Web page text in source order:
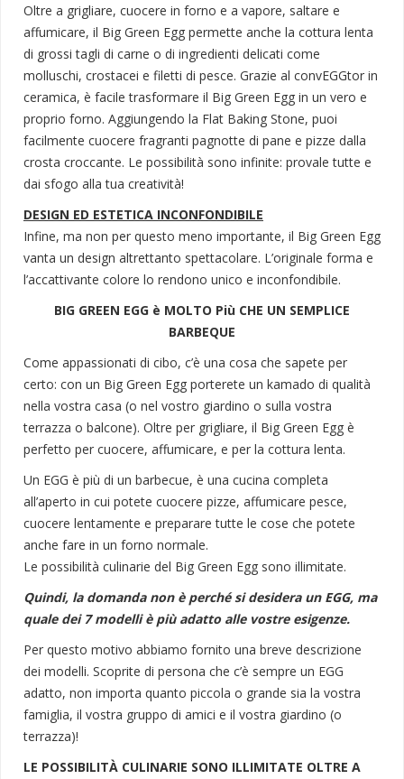
Oltre a grigliare, cuocere in forno e a vapore, saltare e
affumicare, il Big Green Egg permette anche la cottura lenta
di grossi tagli di carne o di ingredienti delicati come
molluschi, crostacei e filetti di pesce. Grazie al convEGGtor in
ceramica, è facile trasformare il Big Green Egg in un vero e
proprio forno. Aggiungendo la Flat Baking Stone, puoi
facilmente cuocere fragranti pagnotte di pane e pizze dalla
crosta croccante. Le possibilità sono infinite: provale tutte e
dai sfogo alla tua creatività!
DESIGN ED ESTETICA INCONFONDIBILE
Infine, ma non per questo meno importante, il Big Green Egg
vanta un design altrettanto spettacolare. L’originale forma e
l’accattivante colore lo rendono unico e inconfondibile.
BIG GREEN EGG è MOLTO Più CHE UN SEMPLICE
BARBEQUE
Come appassionati di cibo, c’è una cosa che sapete per
certo: con un Big Green Egg porterete un kamado di qualità
nella vostra casa (o nel vostro giardino o sulla vostra
terrazza o balcone). Oltre per grigliare, il Big Green Egg è
perfetto per cuocere, affumicare, e per la cottura lenta.
Un EGG è più di un barbecue, è una cucina completa
all’aperto in cui potete cuocere pizze, affumicare pesce,
cuocere lentamente e preparare tutte le cose che potete
anche fare in un forno normale.
Le possibilità culinarie del Big Green Egg sono illimitate.
Quindi, la domanda non è perché si desidera un EGG, ma
quale dei 7 modelli è più adatto alle vostre esigenze.
Per questo motivo abbiamo fornito una breve descrizione
dei modelli. Scoprite di persona che c’è sempre un EGG
adatto, non importa quanto piccola o grande sia la vostra
famiglia, il vostra gruppo di amici e il vostra giardino (o
terrazza)!
LE POSSIBILITÀ CULINARIE SONO ILLIMITATE OLTRE A